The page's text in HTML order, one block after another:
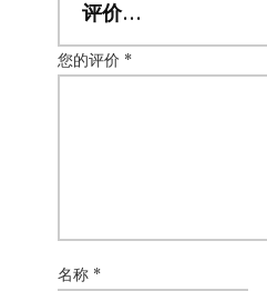
您的评价 *
名称 *